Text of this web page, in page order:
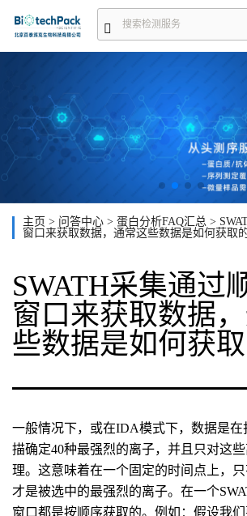
主页 > 问答中心 > 蛋白分析FAQ汇总 >
窗口来获取数据，通常这些数据是如何获取的
SWATH采集通过
窗口来获取数据
些数据是如何获取
一般情况下，或在IDA模式下，数据是在
描确定40种最强烈的离子，并且只对这
理。这意味着在一个固定的时间点上，
才是被选中的最强烈的离子。在一个
窗口都是按顺序获取的。例如：假设我们